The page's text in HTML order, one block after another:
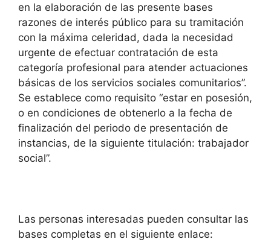
en la elaboración de las presente bases
razones de interés público para su tramitación
con la máxima celeridad, dada la necesidad
urgente de efectuar contratación de esta
categoría profesional para atender actuaciones
básicas de los servicios sociales comunitarios”.
Se establece como requisito “estar en posesión,
o en condiciones de obtenerlo a la fecha de
finalización del periodo de presentación de
instancias, de la siguiente titulación: trabajador
social”.
Las personas interesadas pueden consultar las
bases completas en el siguiente enlace: